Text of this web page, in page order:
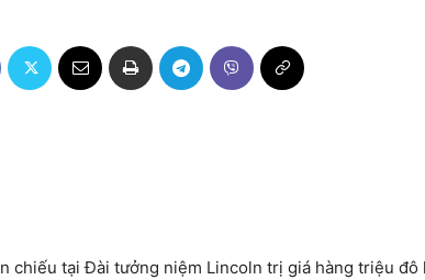
chiếu tại Đài tưởng niệm Lincoln trị giá hàng triệu đô